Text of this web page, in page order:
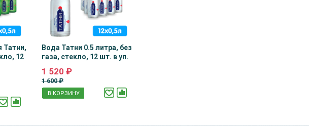
Татни,
12
Вода Татни 0.5 литра, без
газа, стекло, 12 шт. в уп.
1 520 ₽
1 600 ₽
В КОРЗИНУ